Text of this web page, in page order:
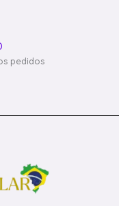
pedidos